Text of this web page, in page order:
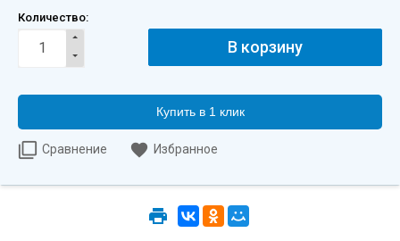
Количество:
Купить в 1 клик
Сравнение Избранное